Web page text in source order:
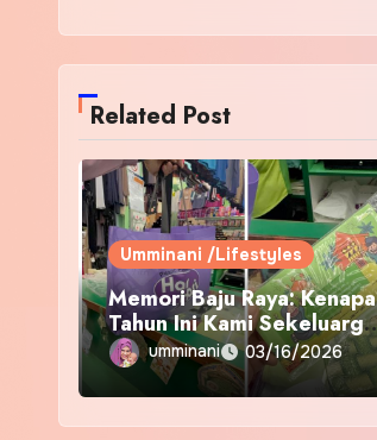
Related Post
Umminani /Lifestyles
Memori Baju Raya: Kenapa
Tahun Ini Kami Sekeluarga
Kembali ke Pusat Pakaian
Hari-Hari?
umminani 03/16/2026